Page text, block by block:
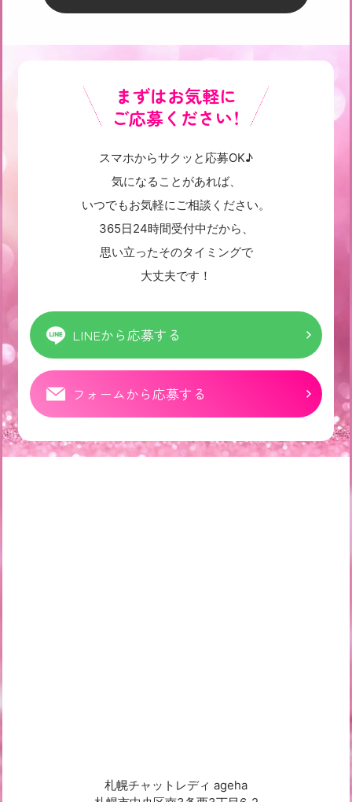
まずはお気軽に
ご応募ください！
スマホからサクッと応募OK♪
気になることがあれば、
いつでもお気軽にご相談ください。
365日24時間受付中だから、
思い立ったそのタイミングで
大丈夫です！
LINEから応募する
フォームから応募する
札幌チャットレディ ageha